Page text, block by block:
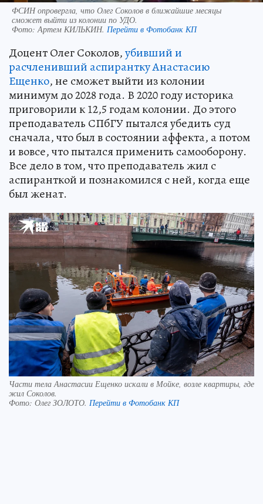
ФСИН опровергла, что Олег Соколов в ближайшие месяцы
сможет выйти из колонии по УДО.
Фото: Артем КИЛЬКИН. Перейти в Фотобанк КП
Доцент Олег Соколов,убивший и
расчленивший аспирантку Анастасию
Ещенко, не сможет выйти из колонии
минимум до 2028 года. В 2020 году историка
приговорили к 12,5 годам колонии. До этого
преподаватель СПбГУ пытался убедить суд
сначала, что был в состоянии аффекта, а потом
и вовсе, что пытался применить самооборону.
Все дело в том, что преподаватель жил с
аспиранткой и познакомился с ней, когда еще
был женат.
Части тела Анастасии Ещенко искали в Мойке, возле квартиры, где
жил Соколов.
Фото: Олег ЗОЛОТО. Перейти в Фотобанк КП